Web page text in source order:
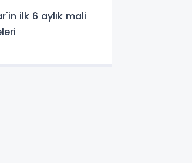
ilk 6 aylık mali